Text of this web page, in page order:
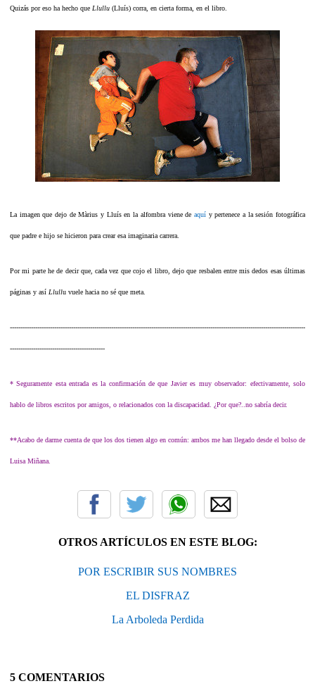
Quizás por eso ha hecho que Llullu (Lluís) corra, en cierta forma, en el libro.
La imagen que dejo de Màrius y Lluís en la alfombra viene de aquíy pertenece a la sesión fotográfica
que padre e hijo se hicieron para crear esa imaginaria carrera.
Por mi parte he de decir que, cada vez que cojo el libro, dejo que resbalen entre mis dedos esas últimas
páginas y así Llullu vuele hacia no sé que meta.
--------------------------------------------------------------------------------------------------------------------------------------------
---------------------------------------------
* Seguramente esta entrada es la confirmación de que Javier es muy observador: efectivamente, solo
hablo de libros escritos por amigos, o relacionados con la discapacidad. ¿Por que?..no sabría decir.
**Acabo de darme cuenta de que los dos tienen algo en común: ambos me han llegado desde el bolso de
Luisa Miñana.
OTROS ARTÍCULOS EN ESTE BLOG:
POR ESCRIBIR SUS NOMBRES
EL DISFRAZ
La Arboleda Perdida
5 COMENTARIOS